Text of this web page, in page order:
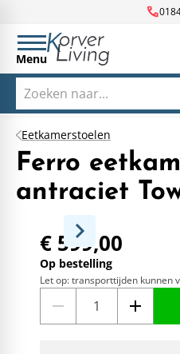
call
Menu
Eetkamerstoelen
Ferro
antraciet
€ 599,00
Op bestelling
Let op: transporttijden kunnen